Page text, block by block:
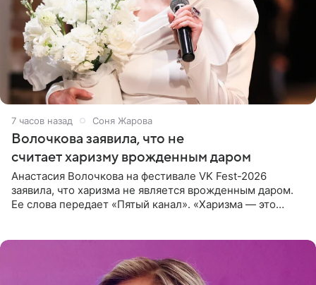
7 часов назад Соня Жарова
Волочкова заявила, что не
считает харизму врожденным даром
Анастасия Волочкова на фестивале VK Fest-2026
заявила, что харизма не является врожденным даром.
Ее слова передает «Пятый канал». «Харизма — это